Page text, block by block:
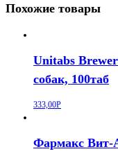
Похожие товары
Unitabs
собак, 100таб
333,00Р
Фармакс Вит-